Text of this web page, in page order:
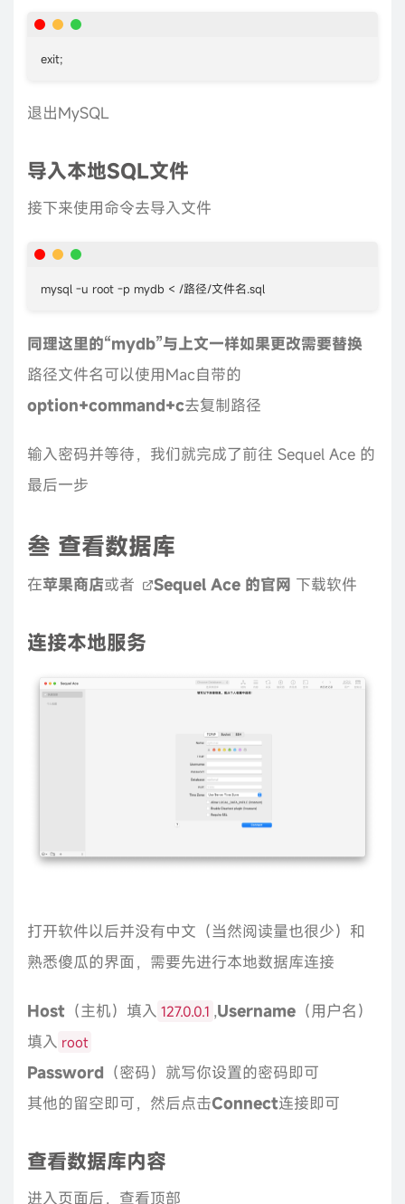
exit;
退出MySQL
导入本地SQL文件
接下来使用命令去导入文件
mysql -u root -p mydb < /路径/文件名.sql
同理这里的“mydb”与上文一样如果更改需要替换
路径文件名可以使用Mac自带的
option+command+c去复制路径
输入密码并等待，我们就完成了前往 Sequel Ace 的
最后一步
叁 查看数据库
在苹果商店或者 Sequel Ace 的官网 下载软件
连接本地服务
打开软件以后并没有中文（当然阅读量也很少）和
熟悉傻瓜的界面，需要先进行本地数据库连接
Host （主机）填入 127.0.0.1 ,Username （用户名）
填入 root
Password （密码）就写你设置的密码即可
其他的留空即可，然后点击Connect连接即可
查看数据库内容
进入页面后，查看顶部